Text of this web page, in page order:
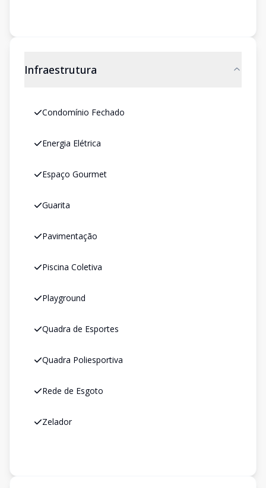
Infraestrutura
Condomínio Fechado
Energia Elétrica
Espaço Gourmet
Guarita
Pavimentação
Piscina Coletiva
Playground
Quadra de Esportes
Quadra Poliesportiva
Rede de Esgoto
Zelador